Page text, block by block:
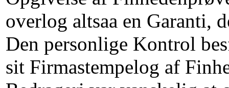
overlog altsaa en Garanti,
Den personlige Kontrol
sit Firmastempelog af